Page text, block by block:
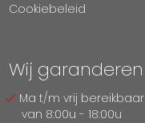
Cookiebeleid
Wij garanderen
Ma t/m vrij bereikbaar
van 8:00u - 18:00u